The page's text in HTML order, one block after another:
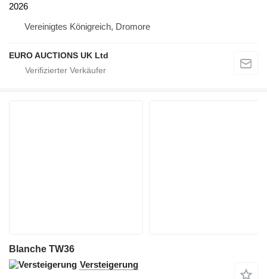
2026
Vereinigtes Königreich, Dromore
EURO AUCTIONS UK Ltd
Blanche TW36
Versteigerung